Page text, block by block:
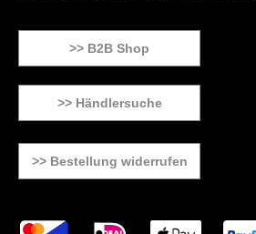
>> B2B Shop
>> Händlersuche
>> Bestellung widerrufen